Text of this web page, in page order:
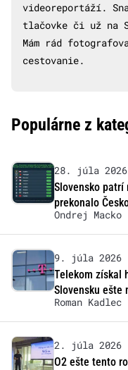
videoreportáží.
tlačovke či už na
Mám rád
cestovanie.
Populárne z
28. júla 2026
Slovensko patrí
prekonalo
Ondrej Macko
9. júla 2026
Telekom získal
Slovensku ešte
Roman Kadlec
2. júla 2026
O2 ešte tento